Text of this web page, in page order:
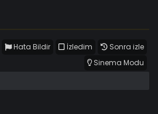
Sonra izle
İzledim
Hata Bildir
Sinema Modu